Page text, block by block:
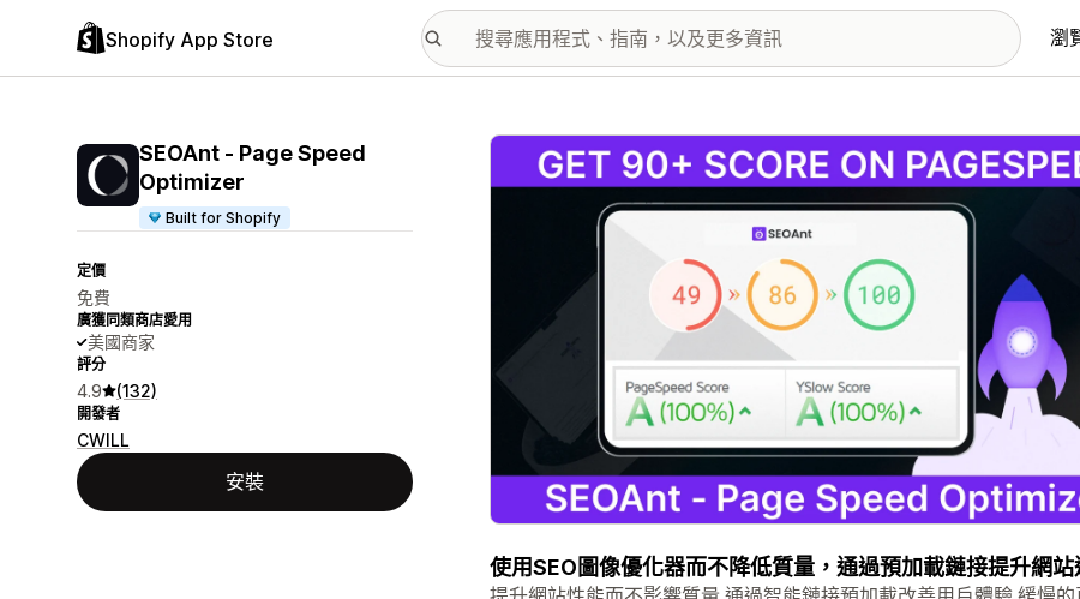
Shopify App Store 瀏
SEOAnt ‑ Page Speed
Optimizer
Built for Shopify
定價
免費
廣獲同類商店愛用
美國商家
評分
4.9 (132)
開發者
CWILL
安裝
主要圖片圖庫
使用SEO圖像優化器而不降低質量，通過預加載鏈接提升網站